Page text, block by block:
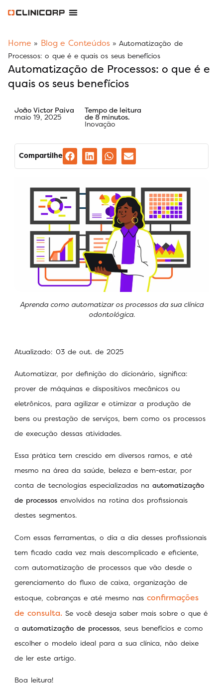
Home » Blog e Conteúdos»Automatização de
Processos: o que é e quais os seus benefícios
Automatização de Processos: o que é e
quais os seus benefícios
João Victor Paiva
maio 19, 2025
Tempo de leitura
de 8 minutos.
Inovação
Compartilhe
Aprenda como automatizar os processos da sua clínica
odontológica.
Atualizado: 03 de out. de 2025
Automatizar, por definição do dicionário, significa:
prover de máquinas e dispositivos mecânicos ou
eletrônicos, para agilizar e otimizar a produção de
bens ou prestação de serviços, bem como os processos
de execução dessas atividades.
Essa prática tem crescido em diversos ramos, e até
mesmo na área da saúde, beleza e bem-estar, por
conta de tecnologias especializadas na automatização
de processos envolvidos na rotina dos profissionais
destes segmentos.
Com essas ferramentas, o dia a dia desses profissionais
tem ficado cada vez mais descomplicado e eficiente,
com automatização de processos que vão desde o
gerenciamento do fluxo de caixa, organização de
estoque, cobranças e até mesmo nas confirmações
de consulta. Se você deseja saber mais sobre o que é
a automatização de processos, seus benefícios e como
escolher o modelo ideal para a sua clínica, não deixe
de ler este artigo.
Boa leitura!